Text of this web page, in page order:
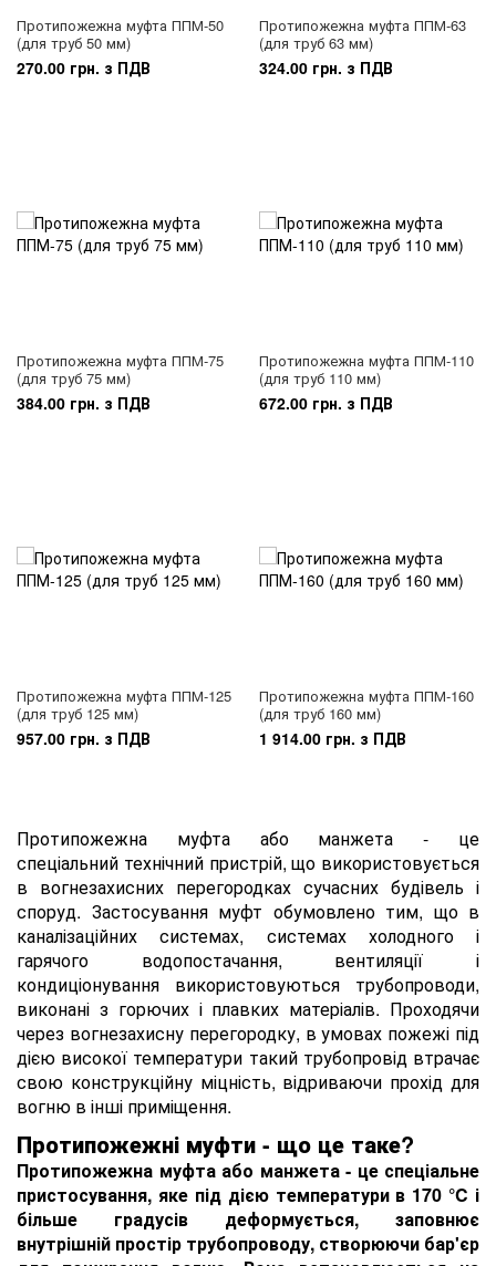
Протипожежна муфта ППМ-50
(для труб 50 мм)
270.00 грн. з ПДВ
Протипожежна муфта ППМ-63
(для труб 63 мм)
324.00 грн. з ПДВ
Протипожежна муфта ППМ-75
(для труб 75 мм)
384.00 грн. з ПДВ
Протипожежна муфта ППМ-110
(для труб 110 мм)
672.00 грн. з ПДВ
Протипожежна муфта ППМ-125
(для труб 125 мм)
957.00 грн. з ПДВ
Протипожежна муфта ППМ-160
(для труб 160 мм)
1 914.00 грн. з ПДВ
Протипожежна муфта або манжета - це
спеціальний технічний пристрій, що використовується
в вогнезахисних перегородках сучасних будівель і
споруд. Застосування муфт обумовлено тим, що в
каналізаційних системах, системах холодного і
гарячого водопостачання, вентиляції і
кондиціонування використовуються трубопроводи,
виконані з горючих і плавких матеріалів. Проходячи
через вогнезахисну перегородку, в умовах пожежі під
дією високої температури такий трубопровід втрачає
свою конструкційну міцність, відриваючи прохід для
вогню в інші приміщення.
Протипожежні муфти - що це таке?
Протипожежна муфта або манжета - це спеціальне
пристосування, яке під дією температури в 170 °C і
більше градусів деформується, заповнює
внутрішній простір трубопроводу, створюючи бар'єр